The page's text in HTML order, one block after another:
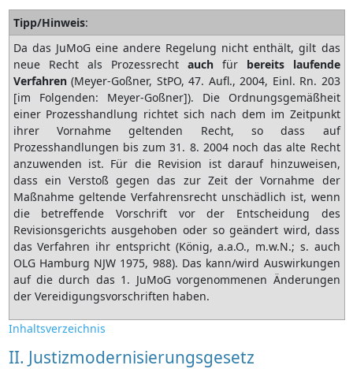
Tipp/Hinweis:
Da das JuMoG eine andere Regelung nicht enthält, gilt das
neue Recht als Prozessrecht auchfür bereits
laufende
Verfahren(Meyer-Goßner, StPO, 47. Aufl., 2004, Einl. Rn. 203
[im Folgenden: Meyer-Goßner]). Die Ordnungsgemäßheit
einer Prozesshandlung richtet sich nach dem im Zeitpunkt
ihrer Vornahme geltenden Recht, so dass auf
Prozesshandlungen bis zum 31. 8. 2004 noch das alte Recht
anzuwenden ist. Für die Revision ist darauf hinzuweisen,
dass ein Verstoß gegen das zur Zeit der Vornahme der
Maßnahme geltende Verfahrensrecht unschädlich ist, wenn
die betreffende Vorschrift vor der Entscheidung des
Revisionsgerichts ausgehoben oder so geändert wird, dass
das Verfahren ihr entspricht (König, a.a.O., m.w.N.; s. auch
OLG Hamburg NJW 1975, 988). Das kann/wird Auswirkungen
auf die durch das 1. JuMoG vorgenommenen Änderungen
der Vereidigungsvorschriften haben.
Inhaltsverzeichnis
II. Justizmodernisierungsgesetz